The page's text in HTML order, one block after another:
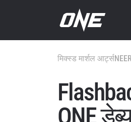
मिक्स्ड मार्शल आर्ट्स